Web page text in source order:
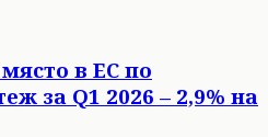
в ЕС по
за Q1 2026 – 2,9% на